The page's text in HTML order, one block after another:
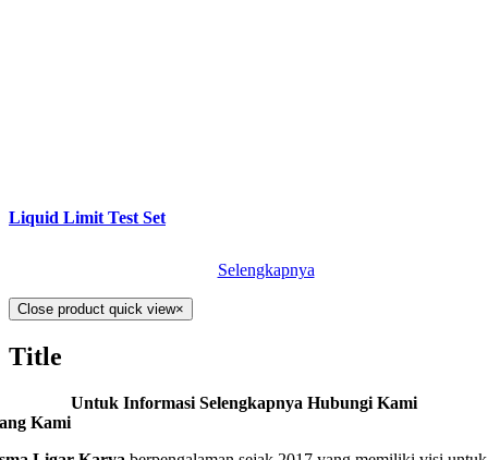
Liquid Limit Test Set
Selengkapnya
Close product quick view×
Title
Untuk Informasi Selengkapnya Hubungi Kami
Kami